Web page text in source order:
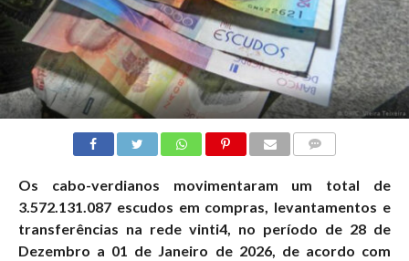
Os cabo-verdianos movimentaram um total de
3.572.131.087 escudos em compras, levantamentos e
transferências na rede vinti4, no período de 28 de
Dezembro a 01 de Janeiro de 2026, de acordo com